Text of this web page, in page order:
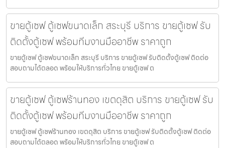
ขายตู้เซฟ ตู้เซฟขนาดเล็ก สระบุรี บริการ ขายตู้เซฟ รับ
ติดตั้งตู้เซฟ พร้อมทีมงานมืออาชีพ ราคาถูก
ขายตู้เซฟ ตู้เซฟขนาดเล็ก สระบุรี บริการ ขายตู้เซฟ รับติดตั้งตู้เซฟ ติดต่อ
สอบถามได้ตลอด พร้อมให้บริการทั่วไทย ขายตู้เซฟ ต
ขายตู้เซฟ ตู้เซฟร้านทอง เขตดุสิต บริการ ขายตู้เซฟ รับ
ติดตั้งตู้เซฟ พร้อมทีมงานมืออาชีพ ราคาถูก
ขายตู้เซฟ ตู้เซฟร้านทอง เขตดุสิต บริการ ขายตู้เซฟ รับติดตั้งตู้เซฟ ติดต่อ
สอบถามได้ตลอด พร้อมให้บริการทั่วไทย ขายตู้เซฟ ต